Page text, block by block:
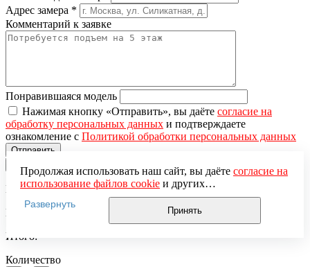
Адрес замера *
Комментарий к заявке
Понравившаяся модель
Нажимая кнопку «Отправить», вы даёте согласие на
обработку персональных данных и подтверждаете
ознакомление с Политикой обработки персональных данных
Продолжая использовать наш сайт, вы даёте согласие на
использование файлов cookieи других
пользовательских данных (включая IP-адрес, сведения о
местоположении, устройстве, действиях на сайте и т. п.)
для функционирования сайта, проведения
Яндекс.Метрика), в соответствии с нашей
Развернуть
Принять
Вы добавили в корзину
Цена за единицу:
Итого:
Количество